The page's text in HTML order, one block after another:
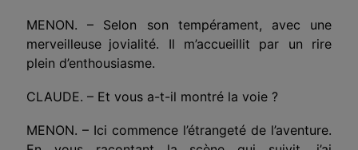
MENON. – Selon son tempérament, avec une
merveilleuse jovialité. Il m’accueillit par un rire
plein d’enthousiasme.
CLAUDE. – Et vous a-t-il montré la voie ?
MENON. – Ici commence l’étrangeté de l’aventure.